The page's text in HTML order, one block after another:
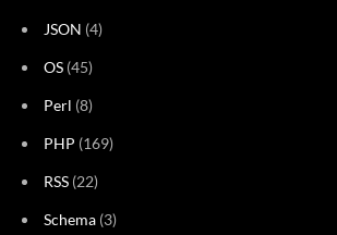
JSON (4)
OS (45)
Perl (8)
PHP (169)
RSS (22)
Schema (3)